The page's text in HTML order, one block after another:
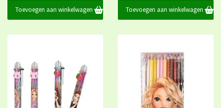
Toevoegen aan winkelwagen Toevoegen aan winkelwagen